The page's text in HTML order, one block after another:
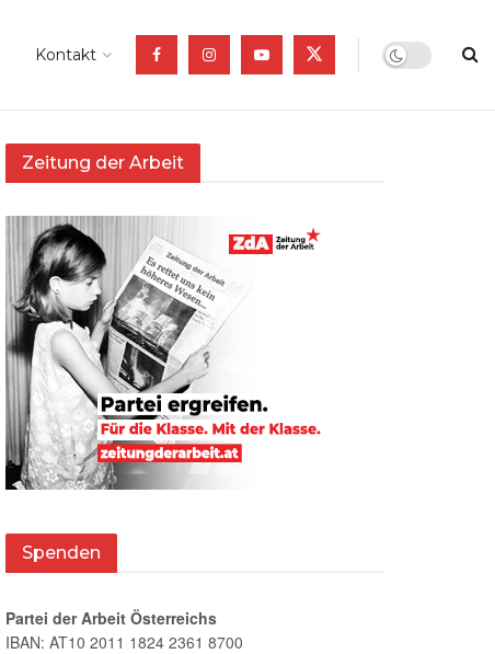
Kontakt
Zeitung der Arbeit
Spenden
Partei der Arbeit Österreichs
IBAN: AT10 2011 1824 2361 8700